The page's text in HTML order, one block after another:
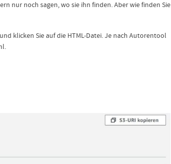
nur noch sagen, wo sie ihn finden. Aber wie finden Sie
klicken Sie auf die HTML-Datei. Je nach Autorentool